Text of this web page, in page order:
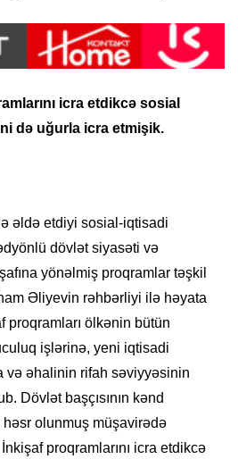
icra etdikcə sosial
də uğurla icra etmişik.
əldə etdiyi sosial-iqtisadi
dövlət siyasəti və
yönəlmiş proqramlar təşkil
Əliyevin rəhbərliyi ilə həyata
proqramları ölkənin bütün
işlərinə, yeni iqtisadi
və əhalinin rifah səviyyəsinin
Dövlət başçısının kənd
həsr olunmuş müşavirədə
proqramlarını icra etdikcə